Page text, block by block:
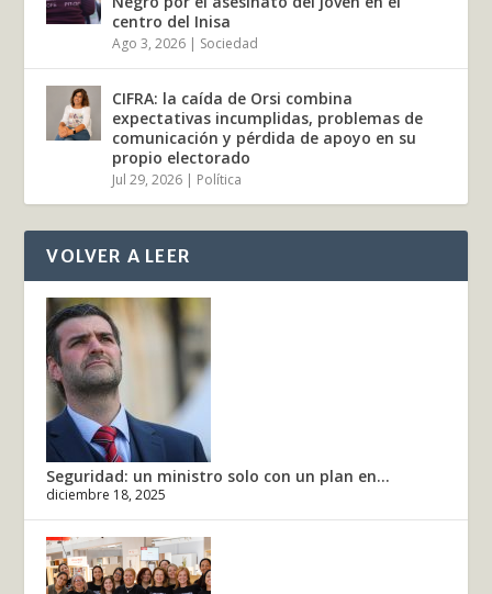
centro del Inisa
Ago 3, 2026 | Sociedad
CIFRA: la caída de Orsi combina
expectativas incumplidas, problemas de
comunicación y pérdida de apoyo en su
propio electorado
Jul 29, 2026 | Política
VOLVER A LEER
Seguridad: un ministro solo con un plan en...
diciembre 18, 2025